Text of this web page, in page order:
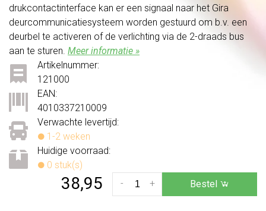
drukcontactinterface kan er een signaal naar het Gira
deurcommunicatiesysteem worden gestuurd om b.v. een
deurbel te activeren of de verlichting via de 2-draads bus
aan te sturen. Meer informatie »
Verwachte levertijd:
1-2 weken
Huidige voorraad:
0 stuk(s)
Artikelnummer:
121000
EAN:
4010337210009
38,95 +
- Bestel